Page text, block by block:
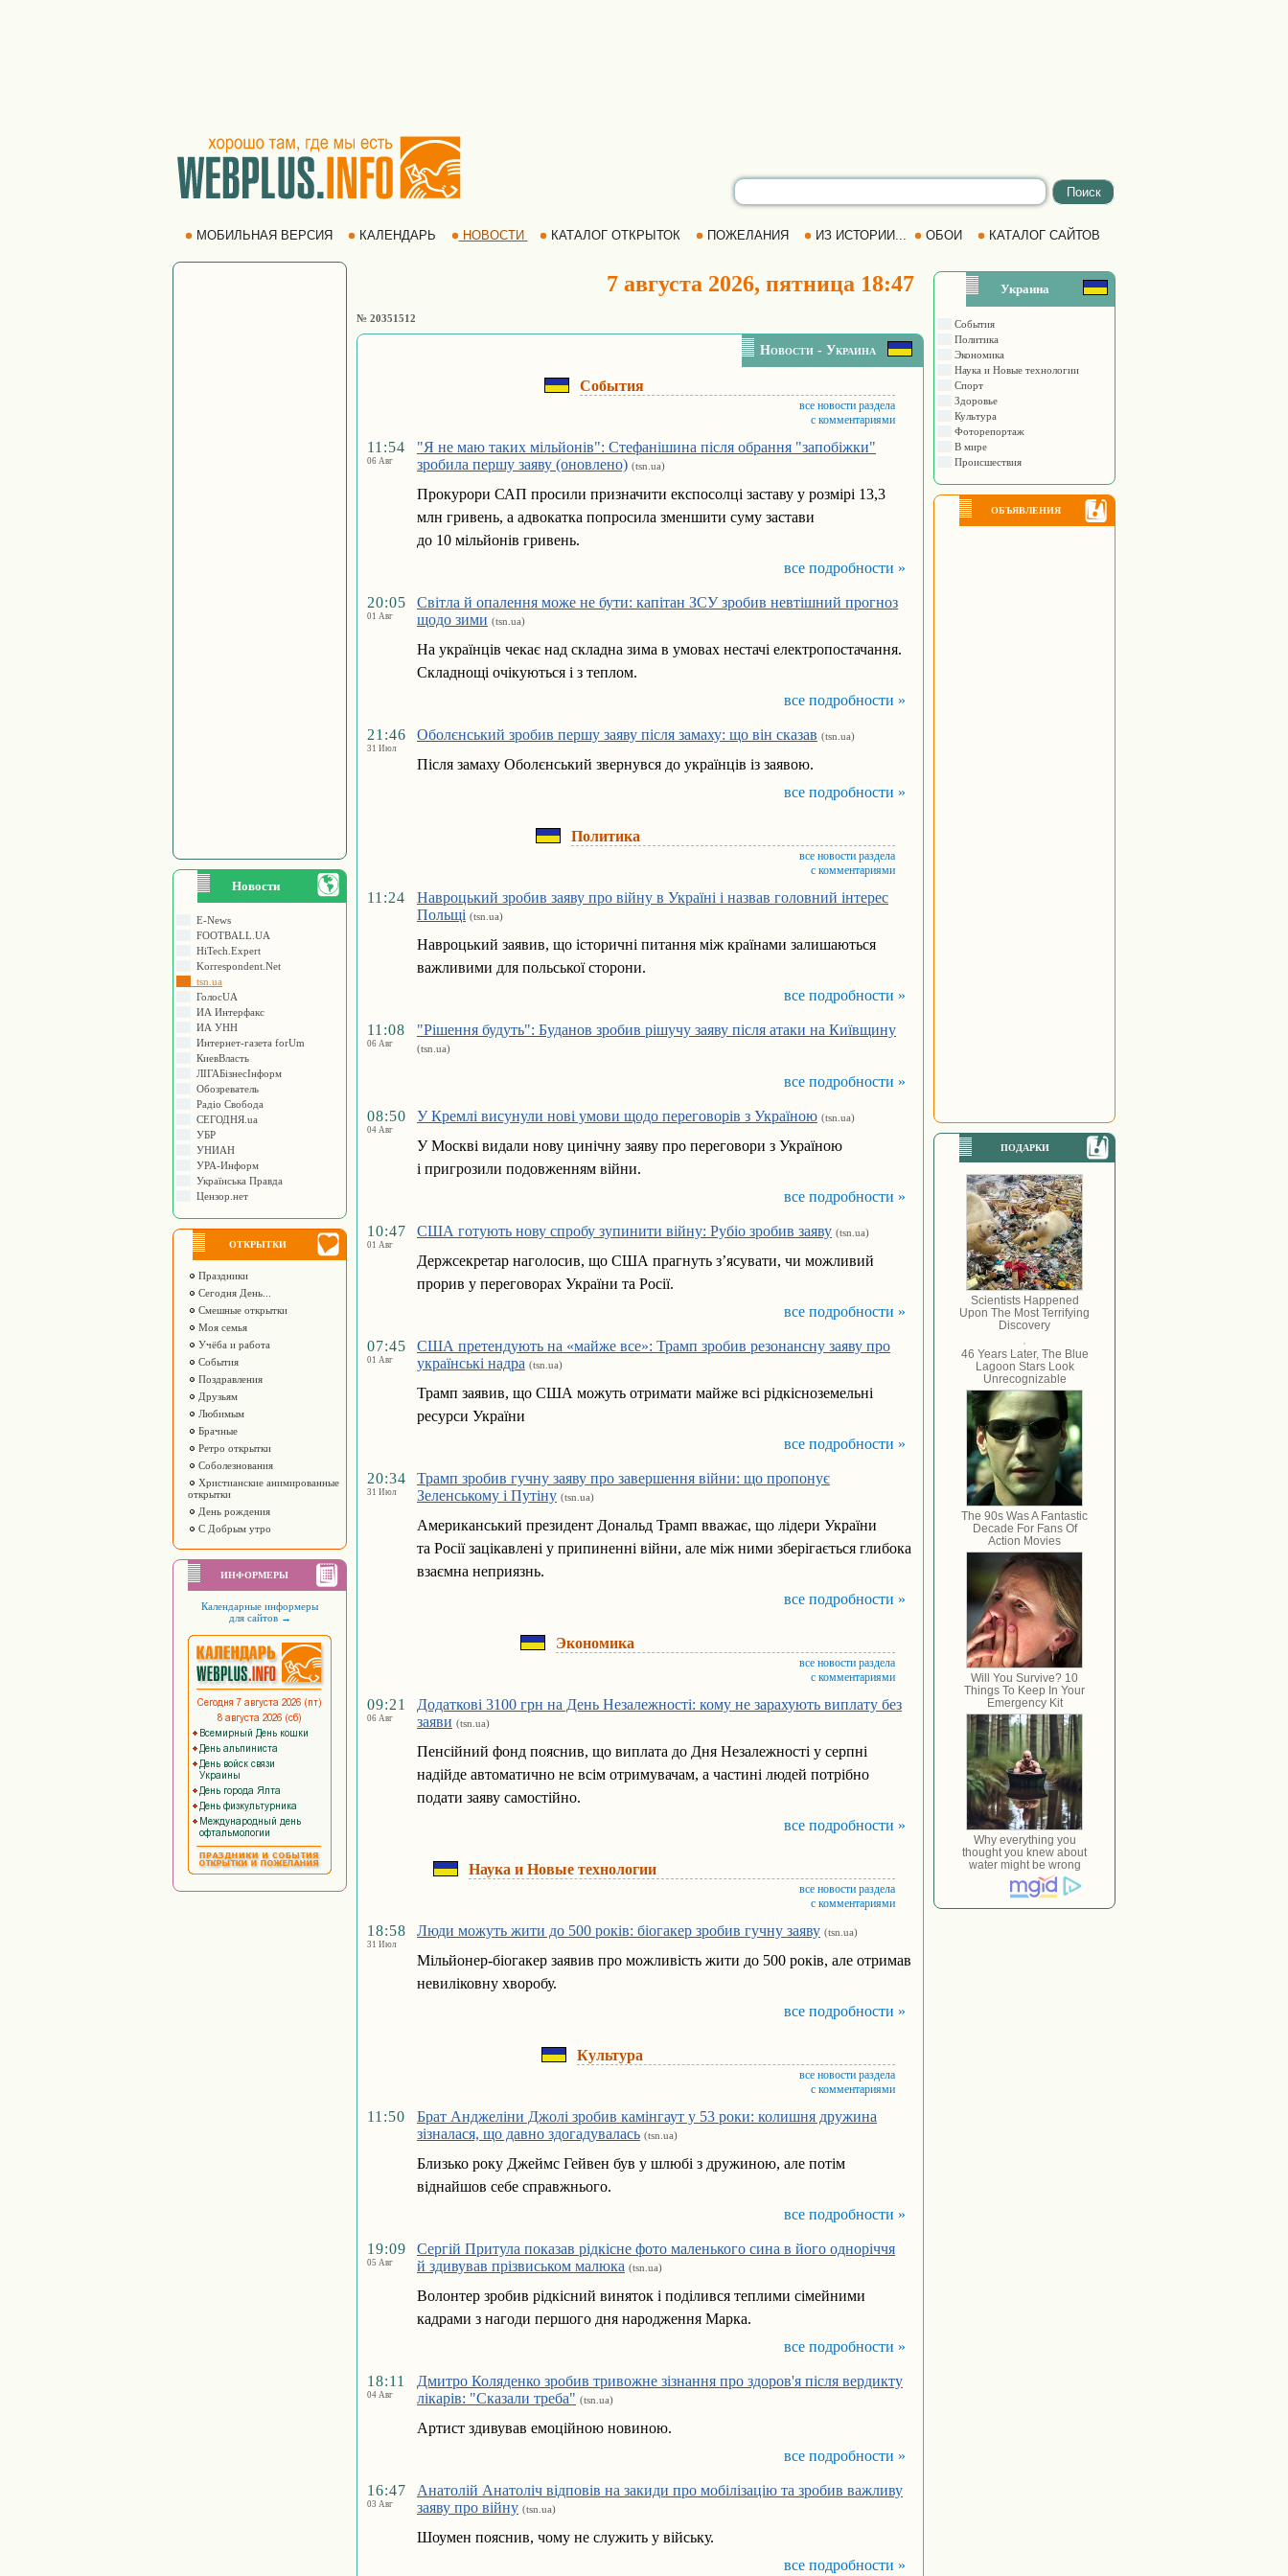
МОБИЛЬНАЯ ВЕРСИЯ КАЛЕНДАРЬ НОВОСТИ КАТАЛОГ ОТКРЫТОК ПОЖЕЛАНИЯ ИЗ ИСТОРИИ... ОБОИ КАТАЛОГ САЙТОВ
Новости
E-News
FOOTBALL.UA
HiTech.Expert
Korrespondent.Net
tsn.ua
ГолосUA
ИА Интерфакс
ИА УНН
Интернет-газета forUm
КиевВласть
ЛIГАБiзнесIнформ
Обозреватель
Радіо Свобода
СЕГОДНЯ.ua
УБР
УНИАН
УРА-Информ
Українська Правда
Цензор.нет
ОТКРЫТКИ
Праздники
Сегодня День...
Смешные открытки
Моя семья
Учёба и работа
События
Поздравления
Друзьям
Любимым
Брачные
Ретро открытки
Соболезнования
Христианские анимированные
открытки
День рождения
С Добрым утро
ИНФОРМЕРЫ
Календарные информеры
для сайтов →
7 августа 2026, пятница 18:47
№ 20351512
Новости - Украина
События
все новости раздела
с комментариями
11:54
06 Авг
"Я не маю таких мільйонів": Стефанішина після обрання "запобіжки"
зробила першу заяву (оновлено) (tsn.ua)
Прокурори САП просили призначити експосолці заставу у розмірі 13,3
млн гривень, а адвокатка попросила зменшити суму застави
до 10 мільйонів гривень.
все подробности »
20:05
01 Авг
Світла й опалення може не бути: капітан ЗСУ зробив невтішний прогноз
щодо зими (tsn.ua)
На українців чекає над складна зима в умовах нестачі електропостачання.
Складнощі очікуються і з теплом.
все подробности »
21:46
31 Июл
Оболєнський зробив першу заяву після замаху: що він сказав (tsn.ua)
Після замаху Оболєнський звернувся до українців із заявою.
все подробности »
Политика
все новости раздела
с комментариями
11:24
Навроцький зробив заяву про війну в Україні і назвав головний інтерес
Польщі (tsn.ua)
Навроцький заявив, що історичні питання між країнами залишаються
важливими для польської сторони.
все подробности »
11:08
06 Авг
"Рішення будуть": Буданов зробив рішучу заяву після атаки на Київщину
(tsn.ua)
все подробности »
08:50
04 Авг
У Кремлі висунули нові умови щодо переговорів з Україною (tsn.ua)
У Москві видали нову цинічну заяву про переговори з Україною
і пригрозили подовженням війни.
все подробности »
10:47
01 Авг
США готують нову спробу зупинити війну: Рубіо зробив заяву (tsn.ua)
Держсекретар наголосив, що США прагнуть з’ясувати, чи можливий
прорив у переговорах України та Росії.
все подробности »
07:45
01 Авг
США претендують на «майже все»: Трамп зробив резонансну заяву про
українські надра (tsn.ua)
Трамп заявив, що США можуть отримати майже всі рідкісноземельні
ресурси України
все подробности »
20:34
31 Июл
Трамп зробив гучну заяву про завершення війни: що пропонує
Зеленському і Путіну (tsn.ua)
Американський президент Дональд Трамп вважає, що лідери України
та Росії зацікавлені у припиненні війни, але між ними зберігається глибока
взаємна неприязнь.
все подробности »
Экономика
все новости раздела
с комментариями
09:21
06 Авг
Додаткові 3100 грн на День Незалежності: кому не зарахують виплату без
заяви (tsn.ua)
Пенсійний фонд пояснив, що виплата до Дня Незалежності у серпні
надійде автоматично не всім отримувачам, а частині людей потрібно
подати заяву самостійно.
все подробности »
Наука и Новые технологии
все новости раздела
с комментариями
18:58
31 Июл
Люди можуть жити до 500 років: біогакер зробив гучну заяву (tsn.ua)
Мільйонер-біогакер заявив про можливість жити до 500 років, але отримав
невиліковну хворобу.
все подробности »
Культура
все новости раздела
с комментариями
11:50
Брат Анджеліни Джолі зробив камінгаут у 53 роки: колишня дружина
зізналася, що давно здогадувалась (tsn.ua)
Близько року Джеймс Гейвен був у шлюбі з дружиною, але потім
віднайшов себе справжнього.
все подробности »
19:09
05 Авг
Сергій Притула показав рідкісне фото маленького сина в його одноріччя
й здивував прізвиськом малюка (tsn.ua)
Волонтер зробив рідкісний виняток і поділився теплими сімейними
кадрами з нагоди першого дня народження Марка.
все подробности »
18:11
04 Авг
Дмитро Коляденко зробив тривожне зізнання про здоров'я після вердикту
лікарів: "Сказали треба" (tsn.ua)
Артист здивував емоційною новиною.
все подробности »
16:47
03 Авг
Анатолій Анатоліч відповів на закиди про мобілізацію та зробив важливу
заяву про війну (tsn.ua)
Шоумен пояснив, чому не служить у війську.
все подробности »
Украина
События
Политика
Экономика
Наука и Новые технологии
Спорт
Здоровье
Культура
Фоторепортаж
В мире
Происшествия
ОБЪЯВЛЕНИЯ
ПОДАРКИ